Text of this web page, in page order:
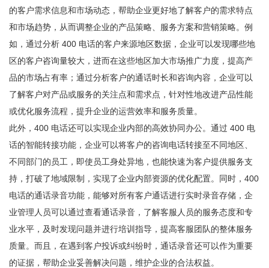
的客户需求信息和市场动态，帮助企业更好地了解客户的需求特点
和市场趋势，从而调整企业的产品策略、服务方案和营销策略。例
如，通过分析 400 电话的客户来源地区数据，企业可以发现哪些地
区的客户咨询量较大，进而在这些地区加大市场推广力度，提高产
品的市场占有率；通过分析客户的通话时长和咨询内容，企业可以
了解客户对产品或服务的关注点和需求点，针对性地改进产品性能
或优化服务流程，提升企业的运营效率和服务质量。
此外，400 电话还可以实现企业内部的高效协同办公。通过 400 电
话的智能转接功能，企业可以将客户的咨询电话转接至不同地区、
不同部门的员工，即使员工身处异地，也能快速为客户提供服务支
持，打破了地域限制，实现了企业内部资源的优化配置。同时，400
电话的通话录音功能，能够对所有客户通话进行实时录音存储，企
业管理人员可以通过查看通话录音，了解客服人员的服务态度和专
业水平，及时发现问题并进行培训指导，提高客服团队的整体服务
质量。而且，在遇到客户投诉或纠纷时，通话录音还可以作为重要
的证据，帮助企业妥善解决问题，维护企业的合法权益。